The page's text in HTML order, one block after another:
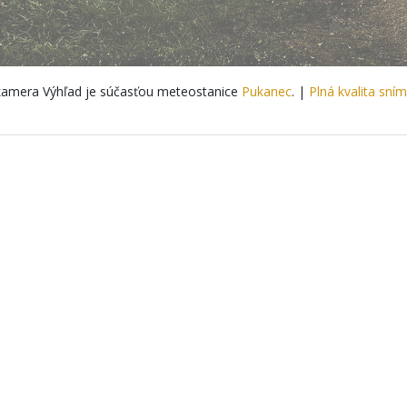
Výhľad je súčasťou meteostanice Pukanec. | Plná kvalita